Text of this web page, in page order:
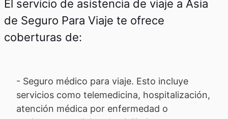
El servicio de asistencia de viaje a Asia
de Seguro Para Viaje te ofrece
coberturas de:​
- Seguro médico para viaje. Esto incluye
servicios como telemedicina, hospitalización,
atención médica por enfermedad o